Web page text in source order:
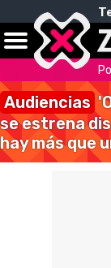
Audiencias
se estrena
hay más que